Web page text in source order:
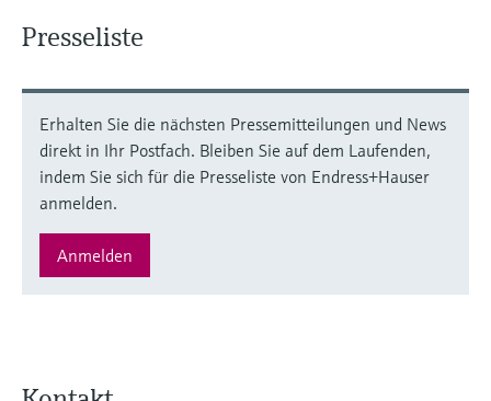
Presseliste
Erhalten Sie die nächsten Pressemitteilungen und News
direkt in Ihr Postfach. Bleiben Sie auf dem Laufenden,
indem Sie sich für die Presseliste von Endress+Hauser
anmelden.
Anmelden